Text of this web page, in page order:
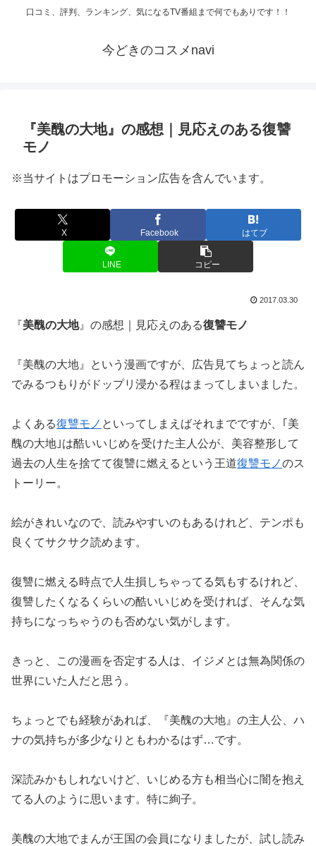
口コミ、評判、ランキング、気になるTV番組まで何でもありです！！
今どきのコスメnavi
『美醜の大地』の感想｜見応えのある復讐
モノ
※当サイトはプロモーション広告を含んでいます。
X Facebook はてブ
LINE コピー
2017.03.30
『美醜の大地』の感想｜見応えのある復讐モノ
『美醜の大地』という漫画ですが、広告見てちょっと読ん
でみるつもりがドップリ浸かる程はまってしまいました。
よくある復讐モノ といってしまえばそれまでですが、｢美
醜の大地｣は酷いいじめを受けた主人公が、美容整形して
過去の人生を捨てて復讐に燃えるという王道復讐モノのス
トーリー。
絵がきれいなので、読みやすいのもあるけれど、テンポも
良くてサクサク読めます。
復讐に燃える時点で人生損しちゃってる気もするけれど、
復讐したくなるくらいの酷いいじめを受ければ、そんな気
持ちになっちゃうのも否めない気がします。
きっと、この漫画を否定する人は、イジメとは無為関係の
世界にいた人だと思う。
ちょっとでも経験があれば、『美醜の大地』の主人公、ハ
ナの気持ちが多少なりともわかるはず…です。
深読みかもしれないけど、いじめる方も相当心に闇を抱え
てる人のように思います。特に絢子。
美醜の大地でまんが王国の会員になりましたが、試し読み